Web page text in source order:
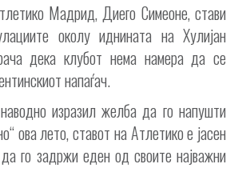
Мадрид, Диего Симеоне, стави
околу иднината на Хулијан
дека клубот нема намера да се
напаѓач.
изразил желба да го напушти
ова лето, ставот на Атлетико е јасен
го задржи еден од своите најважни